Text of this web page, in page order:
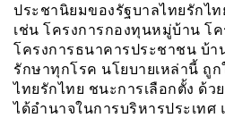
ประชานิยมของรัฐบาลไทยรักไ
เช่น โครงการกองทุนหมู่บ้าน โ
โครงการธนาคารประชาชน บ้า
รักษาทุกโรค นโยบายเหล่านี้ ถู
ไทยรักไทย ชนะการเลือกตั้ง ด้ว
ได้อำนาจในการบริหารประเทศ